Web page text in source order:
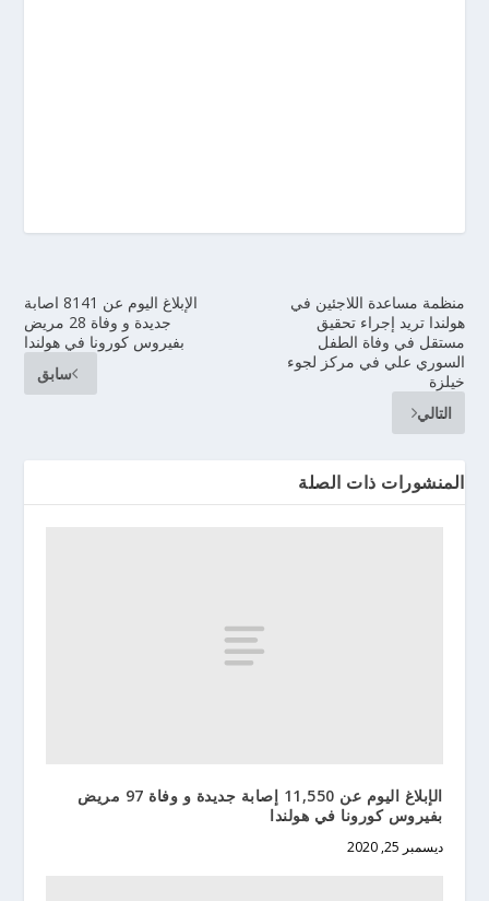
الإبلاغ اليوم عن 8141 اصابة
جديدة و وفاة 28 مريض
بفيروس كورونا في هولندا
سابق
منظمة مساعدة اللاجئين في
هولندا تريد إجراء تحقيق
مستقل في وفاة الطفل
السوري علي في مركز لجوء
خيلزة
التالي
المنشورات ذات الصلة
الإبلاغ اليوم عن 11,550 إصابة جديدة و وفاة 97 مريض
بفيروس كورونا في هولندا
ديسمبر 25, 2020